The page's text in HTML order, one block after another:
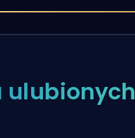
ulubionych